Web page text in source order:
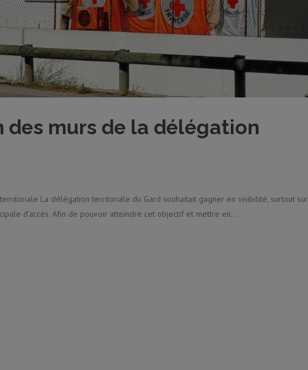
des murs de la délégation
La délégation territoriale du Gard souhaitait gagner en visibilité, surtout sur
d’accès. Afin de pouvoir atteindre cet objectif et mettre en...